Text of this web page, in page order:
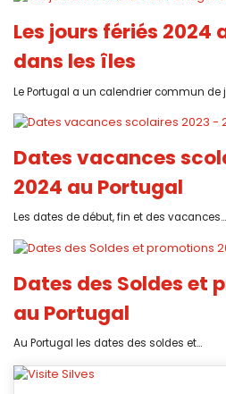
Les jours fériés 2024
dans les îles
Le Portugal a un calendrier commun de
Dates vacances
2024 au Portugal
Les dates de début, fin et des vacances...
Dates des Soldes et
au Portugal
Au Portugal les dates des soldes et...